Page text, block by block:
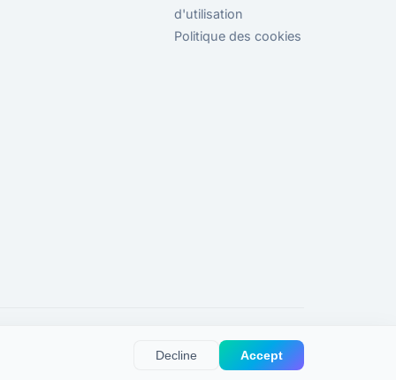
d'utilisation
Politique des cookies
Decline Accept